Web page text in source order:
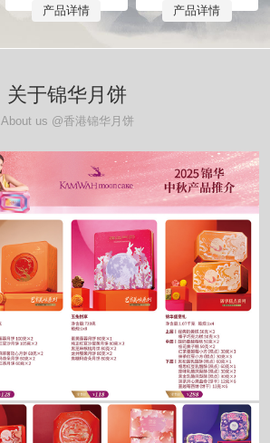
产品详情
产品详情
关于锦华月饼
About us @香港锦华月饼